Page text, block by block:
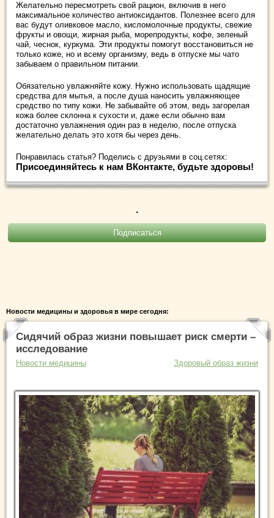
Желательно пересмотреть свой рацион, включив в него
максимальное количество антиоксидантов. Полезнее всего для
вас будут оливковое масло, кисломолочные продукты, свежие
фрукты и овощи, жирная рыба, морепродукты, кофе, зеленый
чай, чеснок, куркума. Эти продукты помогут восстановиться не
только коже, но и всему организму, ведь в отпуске мы чато
забываем о правильном питании.
Обязательно увлажняйте кожу. Нужно использовать щадящие
средства для мытья, а после душа наносить увлажняющее
средство по типу кожи. Не забывайте об этом, ведь загорелая
кожа более склонна к сухости и, даже если обычно вам
достаточно увлажнения один раз в неделю, после отпуска
желательно делать это хотя бы через день.
Понравилась статья? Поделись с друзьями в соц.сетях:
Присоединяйтесь к нам ВКонтакте, будьте здоровы!
.
Новости медицины и здоровья в мире сегодня:
Сидячий образ жизни повышает риск смерти –
исследование
Новости медицины Здоровый образ жизни